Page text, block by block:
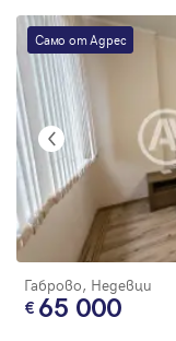
Само от Адрес
Габрово, Недевци
65 000